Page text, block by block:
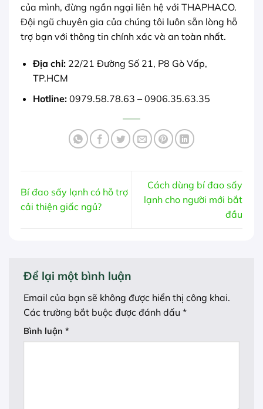
của mình, đừng ngần ngại liên hệ với THAPHACO.
Đội ngũ chuyên gia của chúng tôi luôn sẵn lòng hỗ
trợ bạn với thông tin chính xác và an toàn nhất.
Địa chỉ:22/21 Đường Số 21, P8 Gò Vấp,
TP.HCM
Hotline:0979.58.78.63 – 0906.35.63.35
Bí đao sấy lạnh có hỗ trợ
cải thiện giấc ngủ?
Cách dùng bí đao sấy
lạnh cho người mới bắt
đầu
Để lại một bình luận
Email của bạn sẽ không được hiển thị công khai.
Các trường bắt buộc được đánh dấu *
Bình luận *